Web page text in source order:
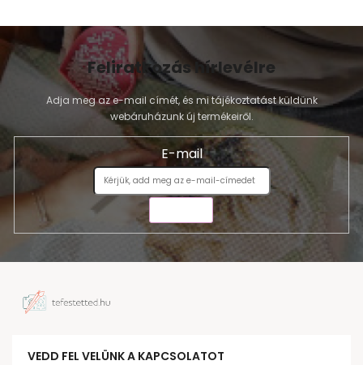
Feliratkozás hírlevélre
Adja meg az e-mail címét, és mi tájékoztatást küldünk
webáruházunk új termékeiről.
E-mail
VEDD FEL VELÜNK A KAPCSOLATOT